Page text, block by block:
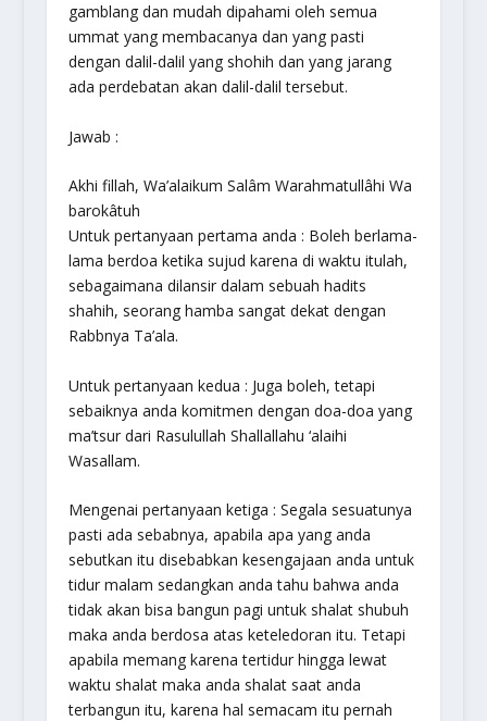
gamblang dan mudah dipahami oleh semua
ummat yang membacanya dan yang pasti
dengan dalil-dalil yang shohih dan yang jarang
ada perdebatan akan dalil-dalil tersebut.
Jawab :
Akhi fillah, Wa’alaikum Salâm Warahmatullâhi Wa
barokâtuh
Untuk pertanyaan pertama anda : Boleh berlama-
lama berdoa ketika sujud karena di waktu itulah,
sebagaimana dilansir dalam sebuah hadits
shahih, seorang hamba sangat dekat dengan
Rabbnya Ta’ala.
Untuk pertanyaan kedua : Juga boleh, tetapi
sebaiknya anda komitmen dengan doa-doa yang
ma’tsur dari Rasulullah Shallallahu ‘alaihi
Wasallam.
Mengenai pertanyaan ketiga : Segala sesuatunya
pasti ada sebabnya, apabila apa yang anda
sebutkan itu disebabkan kesengajaan anda untuk
tidur malam sedangkan anda tahu bahwa anda
tidak akan bisa bangun pagi untuk shalat shubuh
maka anda berdosa atas keteledoran itu. Tetapi
apabila memang karena tertidur hingga lewat
waktu shalat maka anda shalat saat anda
terbangun itu, karena hal semacam itu pernah